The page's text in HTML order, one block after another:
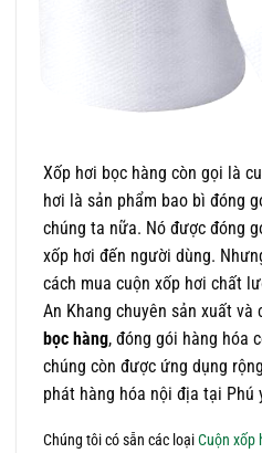
Xốp hơi bọc hàng còn gọi là
hơi là sản phẩm bao bì đóng
chúng ta nữa. Nó được đóng
xốp hơi đến người dùng.
cách mua cuộn xốp hơi chất
An Khang chuyên sản xuất và
bọc hàng, đóng gói hàng hóa
chúng còn được ứng dụng
phát hàng hóa nội địa tại Phú
Chúng tôi có sẵn các loạiCuộn xốp